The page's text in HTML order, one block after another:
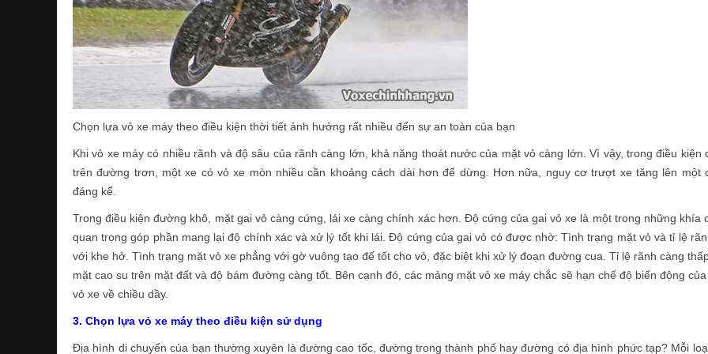
Chọn lựa vỏ xe máy theo điều kiện thời tiết ảnh hưởng rất nhiều đến sự an toàn của bạn
Khi vỏ xe máy có nhiều rãnh và độ sâu của rãnh càng lớn, khả năng thoát nước của mặt vỏ càng lớn. Vì vậy, trong điều kiện
trên đường trơn, một xe có vỏ xe mòn nhiều cần khoảng cách dài hơn để dừng. Hơn nữa, nguy cơ trượt xe tăng lên một
đáng kể.
Trong điều kiện đường khô, mặt gai vỏ càng cứng, lái xe càng chính xác hơn. Độ cứng của gai vỏ xe là một trong những khía
quan trọng góp phần mang lại độ chính xác và xử lý tốt khi lái. Độ cứng của gai vỏ có được nhờ: Tình trạng mặt vỏ và tỉ lệ
với khe hở. Tình trạng mặt vỏ xe phẳng với gờ vuông tạo đế tốt cho vỏ, đặc biệt khi xử lý đoạn đường cua. Tỉ lệ rãnh càng
mặt cao su trên mặt đất và độ bám đường càng tốt. Bên cạnh đó, các mảng mặt vỏ xe máy chắc sẽ hạn chế độ biến động
vỏ xe về chiều dầy.
3. Chọn lựa vỏ xe máy theo điều kiện sử dụng
Địa hình di chuyển của bạn thường xuyên là đường cao tốc, đường trong thành phố hay đường có địa hình phức tạp? Mỗi